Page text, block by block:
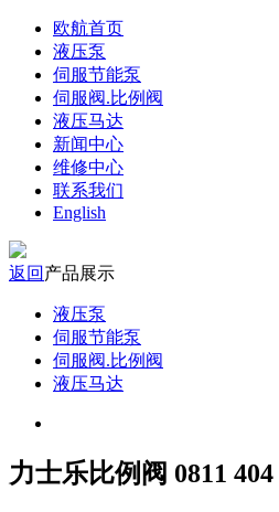
欧航首页
液压泵
伺服节能泵
伺服阀.比例阀
液压马达
新闻中心
维修中心
联系我们
English
返回 产品展示
液压泵
伺服节能泵
伺服阀.比例阀
液压马达
力士乐比例阀 0811 404